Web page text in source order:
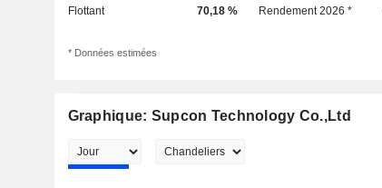
Flottant 70,18 % Rendement 2026 *
* Données estimées
Graphique: Supcon Technology Co.,Ltd